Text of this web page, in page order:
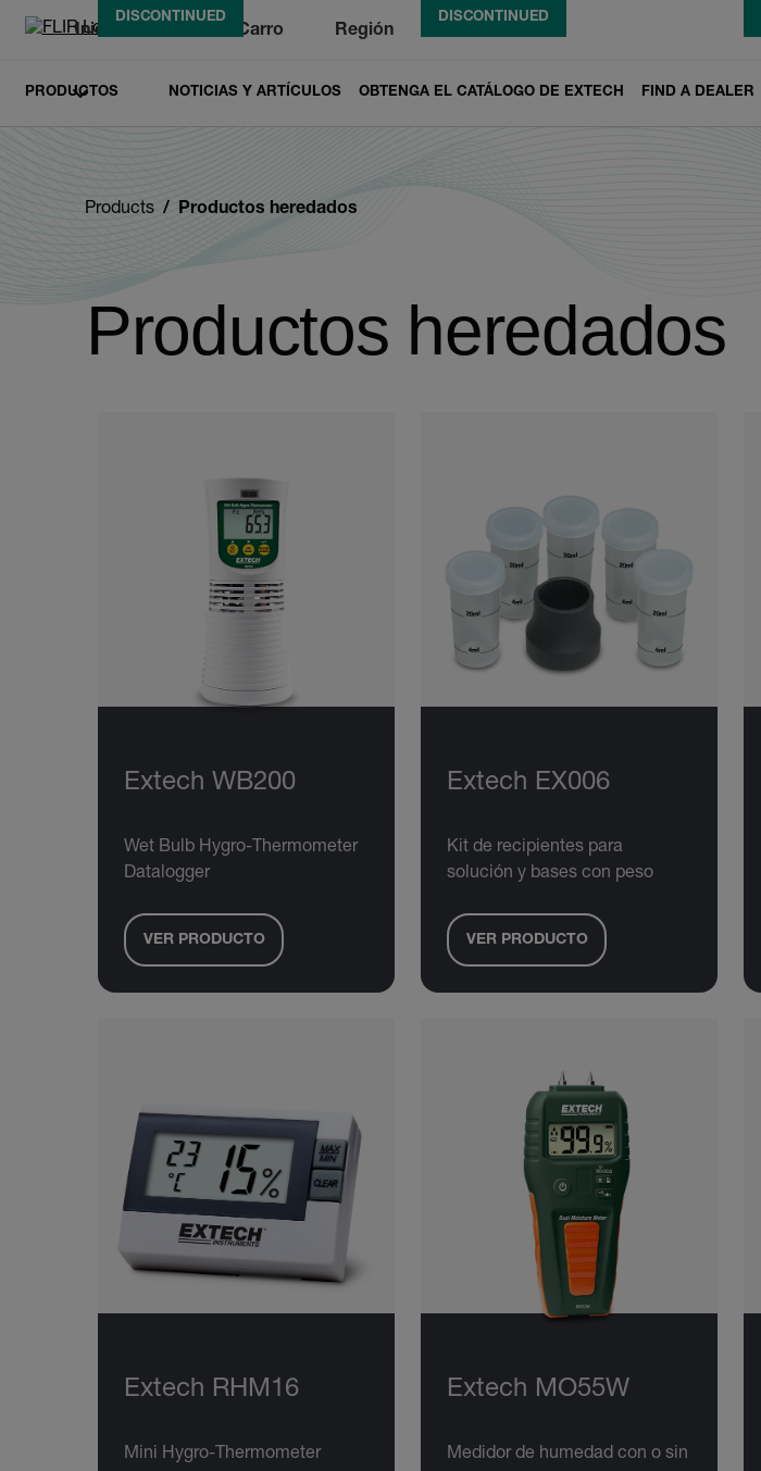
Iniciar Sesión
Unread messages
Carro
Región
PRODUCTOS NOTICIAS Y ARTÍCULOS OBTENGA EL CATÁLOGO DE EXTECH FIND A DEALER
Products Productos heredados
Productos heredados
DISCONTINUED
Extech WB200
Wet Bulb Hygro-Thermometer
Datalogger
VER PRODUCTO
DISCONTINUED
Extech EX006
Kit de recipientes para
solución y bases con peso
VER PRODUCTO
DISCONTINUED
Extech RHM16
Mini Hygro-Thermometer
DISCONTINUED
Extech MO55W
Medidor de humedad con o sin
DISCONTINUED DISCONTINUED